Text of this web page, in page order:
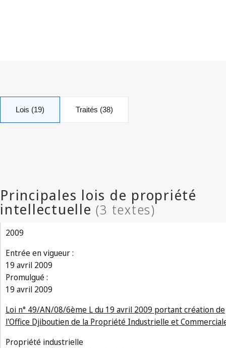
Lois (19) Traités (38)
2009
Entrée en vigueur :
19 avril 2009
Promulgué :
19 avril 2009
Loi n° 49/AN/08/6ème L du 19 avril 2009 portant création de
l'Office Djiboutien de la Propriété Industrielle et
Propriété industrielle